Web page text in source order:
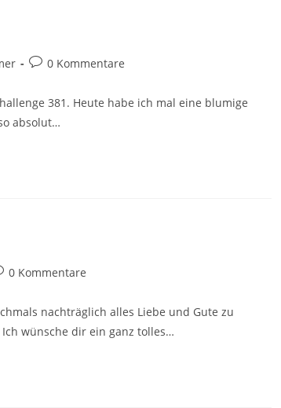
0 Kommentare
381. Heute habe ich mal eine blumige
absolut…
0 Kommentare
nachträglich alles Liebe und Gute zu
wünsche dir ein ganz tolles…